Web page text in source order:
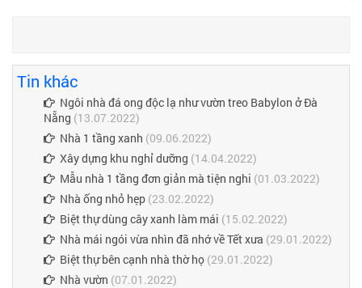
Tin khác
Ngôi nhà đá ong độc lạ như vườn treo Babylon ở Đà
Nẵng (13.07.2022)
Nhà 1 tầng xanh (09.06.2022)
Xây dựng khu nghỉ dưỡng (14.04.2022)
Mẫu nhà 1 tầng đơn giản mà tiện nghi (01.03.2022)
Nhà ống nhỏ hẹp (23.02.2022)
Biệt thự dùng cây xanh làm mái (15.02.2022)
Nhà mái ngói vừa nhìn đã nhớ về Tết xưa (29.01.2022)
Biệt thự bên cạnh nhà thờ họ (29.01.2022)
Nhà vườn (07.01.2022)